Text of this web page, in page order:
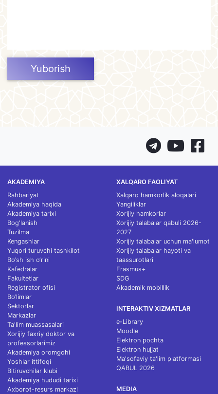
Yuborish
AKADEMIYA
Rahbariyat
Akademiya haqida
Akademiya tarixi
Bog'lanish
Tuzilma
Kengashlar
Yuqori turuvchi tashkilot
Bo‘sh ish o‘rini
Kafedralar
Fakultetlar
Registrator ofisi
Bo‘limlar
Sektorlar
Markazlar
Ta'lim muassasalari
Xorijiy faxriy doktor va
professorlarimiz
Akademiya oromgohi
Yoshlar ittifoqi
Bitiruvchilar klubi
Akademiya hududi tarixi
Axborot-resurs markazi
XALQARO FAOLIYAT
Xalqaro hamkorlik aloqalari
Yangiliklar
Xorijiy hamkorlar
Xorijiy talabalar qabuli 2026-
2027
Xorijiy talabalar uchun ma'lumot
Xorijiy talabalar hayoti va
taassurotlari
Erasmus+
SDG
Akademik mobillik
INTERAKTIV XIZMATLAR
e-Library
Moodle
Elektron pochta
Elektron hujjat
Ma'sofaviy ta'lim platformasi
QABUL 2026
MEDIA